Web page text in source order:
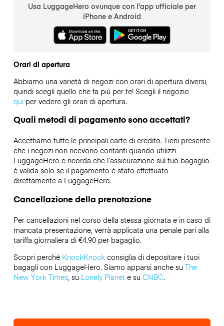
Usa LuggageHero ovunque con l'app ufficiale per
iPhone e Android
Orari di apertura
Abbiamo una varietà di negozi con orari di apertura diversi,
quindi scegli quello che fa più per te! Scegli il negozio
quiper vedere gli orari di apertura.
Quali metodi di pagamento sono accettati?
Accettiamo tutte le principali carte di credito. Tieni presente
che i negozi non ricevono contanti quando utilizzi
LuggageHero e ricorda che l’assicurazione sul tuo bagaglio
è valida solo se il pagamento è stato effettuato
direttamente a LuggageHero.
Cancellazione della prenotazione
Per cancellazioni nel corso della stessa giornata e in caso di
mancata presentazione, verrà applicata una penale pari alla
tariffa giornaliera di €4.90 per bagaglio.
Scopri perché KnockKnockconsiglia di depositare i tuoi
bagagli con LuggageHero. Siamo apparsi anche su The
New York Times, su Lonely Planete su CNBC.